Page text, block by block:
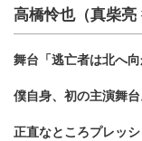
高橋怜也（真柴亮
舞台「逃亡者は北へ
僕自身、初の主演舞台
正直なところプレッ